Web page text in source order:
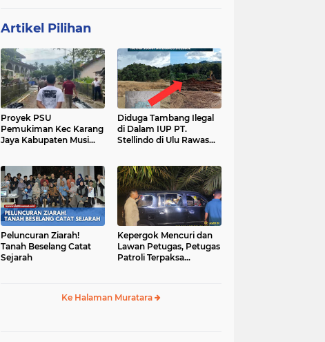
Artikel Pilihan
Proyek PSU
Pemukiman Kec Karang
Jaya Kabupaten Musi
Diduga Tambang Ilegal
di Dalam IUP PT.
Stellindo di Ulu Rawas
Peluncuran Ziarah!
Tanah Beselang Catat
Sejarah
Kepergok Mencuri dan
Lawan Petugas, Petugas
Patroli Terpaksa
Ke Halaman Muratara